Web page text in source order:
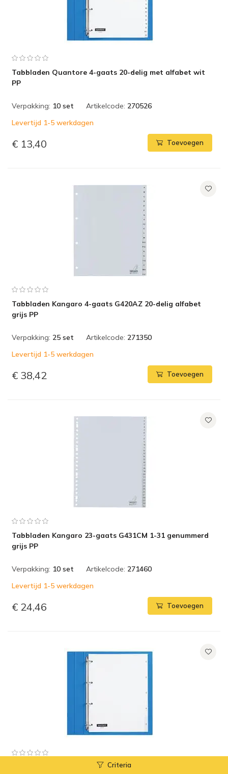
Tabbladen Quantore 4-gaats 20-delig met alfabet wit
PP
Verpakking: 10 set Artikelcode: 270526
Levertijd 1-5 werkdagen
€ 13,40 Toevoegen
Tabbladen Kangaro 4-gaats G420AZ 20-delig alfabet
grijs PP
Verpakking: 25 set Artikelcode: 271350
Levertijd 1-5 werkdagen
€ 38,42 Toevoegen
Tabbladen Kangaro 23-gaats G431CM 1-31 genummerd
grijs PP
Verpakking: 10 set Artikelcode: 271460
Levertijd 1-5 werkdagen
€ 24,46 Toevoegen
Tabbladen Quantore 4-gaats 1-5 genummerd wit PP
Criteria